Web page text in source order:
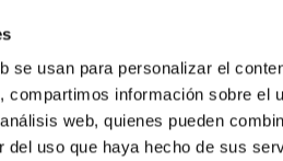
se usan para personalizar el
compartimos información sobre el
web, quienes pueden
del uso que haya hecho de sus
y conmutador Efapel
por presentar líneas
en el mismo punto de